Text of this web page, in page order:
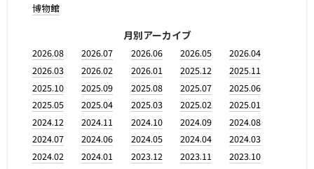
博物館
月別アーカイブ
2026.08 2026.07 2026.06 2026.05
2026.04
2026.03
2026.02 2026.01 2025.12
2025.11
2025.10
2025.09 2025.08 2025.07
2025.06
2025.05
2025.04 2025.03 2025.02
2025.01
2024.12
2024.11 2024.10 2024.09
2024.08
2024.07
2024.06 2024.05 2024.04
2024.03
2024.02
2024.01 2023.12 2023.11
2023.10